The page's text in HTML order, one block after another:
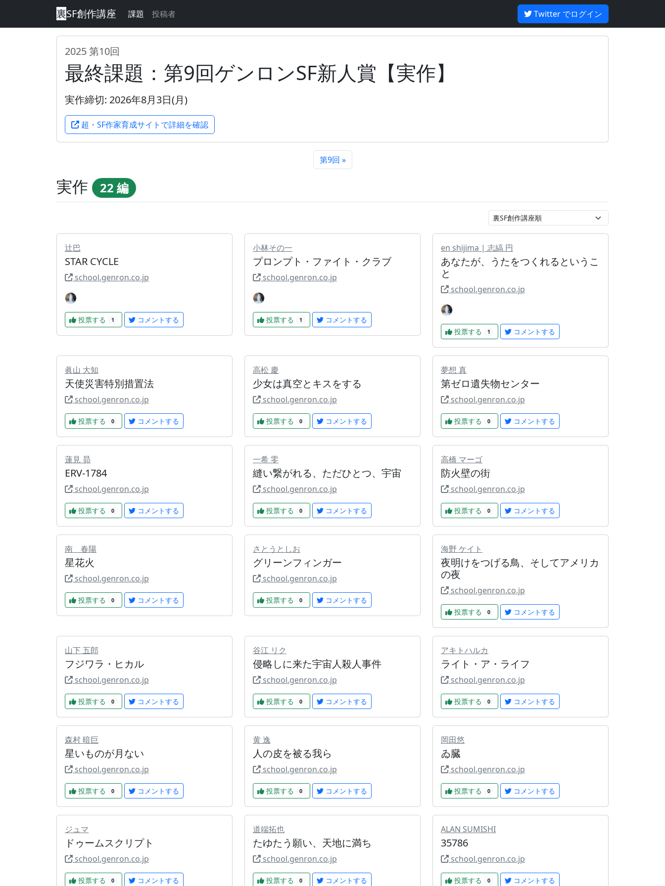
裏SF創作講座 課題 投稿者 Twitter でログイン
2025 第10回
最終課題：第9回ゲンロンSF新人賞【実作】
実作締切: 2026年8月3日(月)
超・SF作家育成サイトで詳細を確認
第9回 »
実作 22 編
辻巴
STAR CYCLE
school.genron.co.jp
投票する 1 コメントする
小林その一
プロンプト・ファイト・クラブ
school.genron.co.jp
投票する 1 コメントする
en shijima | 志縞 円
あなたが、うたをつくれるというこ
と
school.genron.co.jp
投票する 1 コメントする
眞山 大知
天使災害特別措置法
school.genron.co.jp
投票する 0 コメントする
高松 慶
少女は真空とキスをする
school.genron.co.jp
投票する 0 コメントする
夢想 真
第ゼロ遺失物センター
school.genron.co.jp
投票する 0 コメントする
蓮見 昴
ERV-1784
school.genron.co.jp
投票する 0 コメントする
一希 零
縫い繋がれる、ただひとつ、宇宙
school.genron.co.jp
投票する 0 コメントする
高橋 マーゴ
防火壁の街
school.genron.co.jp
投票する 0 コメントする
南 春陽
星花火
school.genron.co.jp
投票する 0 コメントする
さとうとしお
グリーンフィンガー
school.genron.co.jp
投票する 0 コメントする
海野 ケイト
夜明けをつげる鳥、そしてアメリカ
の夜
school.genron.co.jp
投票する 0 コメントする
山下 五郎
フジワラ・ヒカル
school.genron.co.jp
投票する 0 コメントする
谷江 リク
侵略しに来た宇宙人殺人事件
school.genron.co.jp
投票する 0 コメントする
アキトハルカ
ライト・ア・ライフ
school.genron.co.jp
投票する 0 コメントする
森村 暗巨
星いものが月ない
school.genron.co.jp
投票する 0 コメントする
黄 逸
人の皮を被る我ら
school.genron.co.jp
投票する 0 コメントする
岡田悠
ゐ臓
school.genron.co.jp
投票する 0 コメントする
ジュマ
ドゥームスクリプト
school.genron.co.jp
投票する 0 コメントする
道端拓也
たゆたう願い、天地に満ち
school.genron.co.jp
投票する 0 コメントする
ALAN SUMISHI
35786
school.genron.co.jp
投票する 0 コメントする